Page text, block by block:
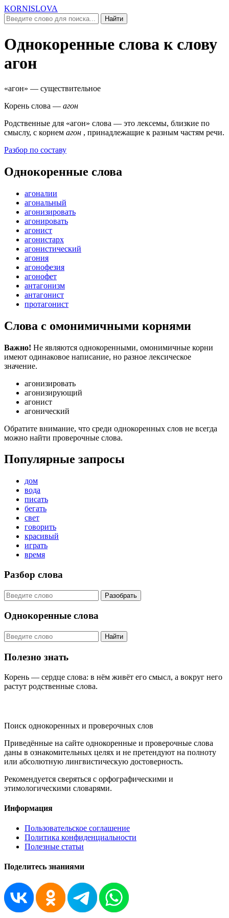
KORNISLOVA
Найти
Однокоренные слова к слову
агон
«агон» — существительное
Корень слова — агон
Родственные для «агон» слова — это лексемы, близкие по
смыслу, c корнем агон , принадлежащие к разным частям речи.
Разбор по составу
Однокоренные слова
агоналии
агональный
агонизировать
агонировать
агонист
агонистарх
агонистический
агония
агонофезия
агонофет
антагонизм
антагонист
протагонист
Слова с омонимичными корнями
Важно! Не являются однокоренными, омонимичные корни
имеют одинаковое написание, но разное лексическое
значение.
агонизировать
агонизирующий
агонист
агонический
Обратите внимание, что среди однокоренных слов не всегда
можно найти проверочные слова.
Популярные запросы
дом
вода
писать
бегать
свет
говорить
красивый
играть
время
Разбор слова
Разобрать
Однокоренные слова
Найти
Полезно знать
Корень — сердце слова: в нём живёт его смысл, а вокруг него
растут родственные слова.
Поиск однокоренных и проверочных слов
Приведённые на сайте однокоренные и проверочные слова
даны в ознакомительных целях и не претендуют на полноту
или абсолютную лингвистическую достоверность.
Рекомендуется сверяться с орфографическими и
этимологическими словарями.
Информация
Пользовательское соглашение
Политика конфиденциальности
Полезные статьи
Поделитесь знаниями